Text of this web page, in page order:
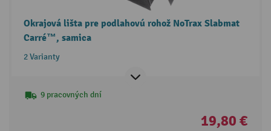
Okrajová lišta pre podlahovú rohož NoTrax Slabmat
Carré™, samica
2 Varianty
9 pracovných dní
19,80 €